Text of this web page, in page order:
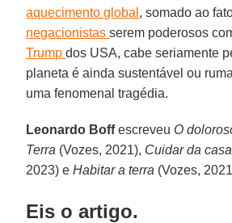
aquecimento global , somado ao
negacionistasserem poderosos
Trumpdos USA, cabe seriamente
planeta é ainda sustentável ou
uma fenomenal tragédia.
Leonardo Boffescreveu O
Terra (Vozes, 2021), Cuidar da
2023) eHabitar a terra (Vozes,
Eis o artigo.